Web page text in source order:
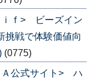
ｉｆ> ビーズイン
挑戦で体験価値向
(0775)
Ａ公式サイト> ハ